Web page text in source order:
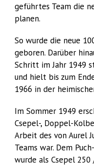
geführtes Team die
planen.
So wurde die neue
geboren. Darüber
Schritt im Jahr 1949
und hielt bis zum
1966 in der
Im Sommer 1949
Csepel-, Doppel-
Arbeit des von Aurel
Teams war. Dem
wurde als Csepel